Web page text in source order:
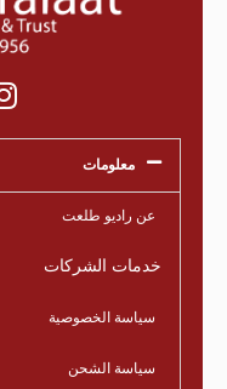
معلومات
عن راديو طلعت
خدمات الشركات
سياسة الخصوصية
سياسة الشحن